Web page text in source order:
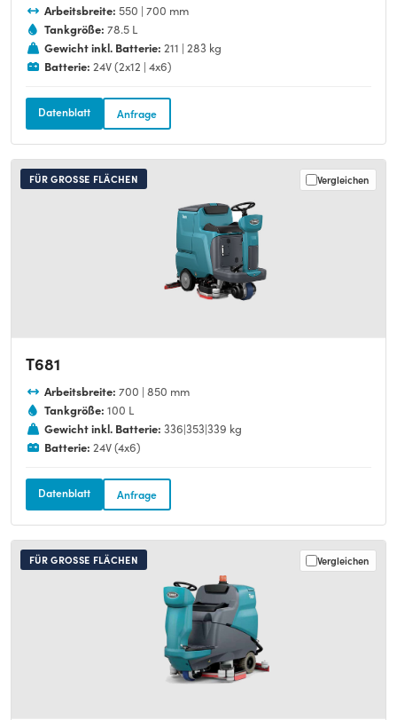
Arbeitsbreite: 550 | 700 mm
Tankgröße: 78.5 L
Gewicht inkl. Batterie: 211 | 283 kg
Batterie: 24V (2x12 | 4x6)
Datenblatt Anfrage
FÜR GROSSE FLÄCHEN Vergleichen
T681
Arbeitsbreite: 700 | 850 mm
Tankgröße: 100 L
Gewicht inkl. Batterie: 336|353|339 kg
Batterie: 24V (4x6)
Datenblatt Anfrage
FÜR GROSSE FLÄCHEN Vergleichen